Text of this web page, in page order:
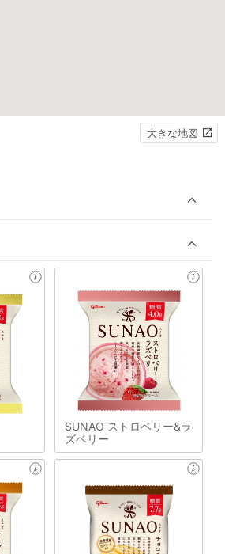
大きな地図
SUNAO ストロベリー&ラ
ズベリー